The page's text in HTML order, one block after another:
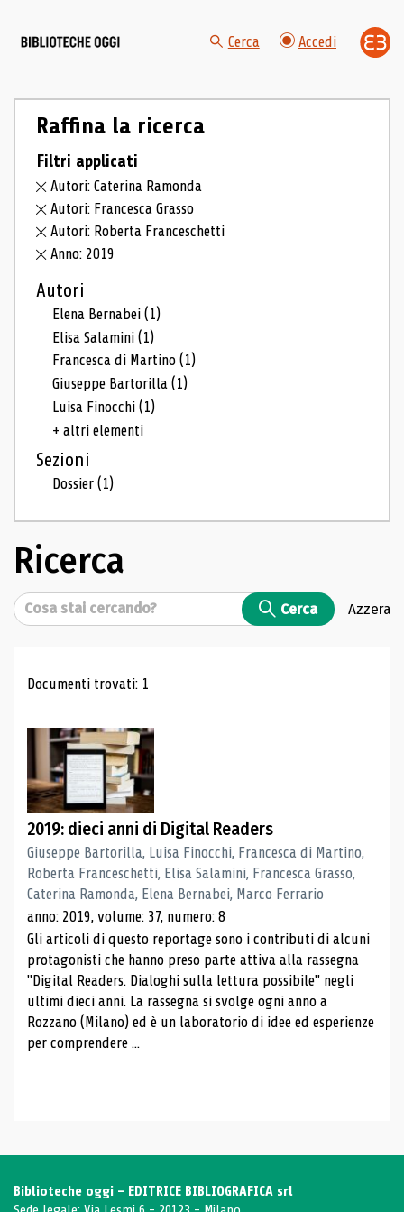
Cerca Accedi
Raffina la ricerca
Filtri applicati
Autori: Caterina Ramonda
Autori: Francesca Grasso
Autori: Roberta Franceschetti
Anno: 2019
Autori
Elena Bernabei(1)
Elisa Salamini(1)
Francesca di Martino(1)
Giuseppe Bartorilla(1)
Luisa Finocchi(1)
+ altri elementi
Sezioni
Dossier(1)
Ricerca
Cerca Cerca Azzera
Risultati di ricerca
Documenti trovati: 1
2019: dieci anni di Digital Readers
Giuseppe Bartorilla, Luisa Finocchi, Francesca di Martino,
Roberta Franceschetti, Elisa Salamini, Francesca Grasso,
Caterina Ramonda, Elena Bernabei, Marco Ferrario
anno: 2019, volume: 37, numero: 8
Gli articoli di questo reportage sono i contributi di alcuni
protagonisti che hanno preso parte attiva alla rassegna
"Digital Readers. Dialoghi sulla lettura possibile" negli
ultimi dieci anni. La rassegna si svolge ogni anno a
Rozzano (Milano) ed è un laboratorio di idee ed esperienze
per comprendere ...
Biblioteche oggi - EDITRICE BIBLIOGRAFICA srl